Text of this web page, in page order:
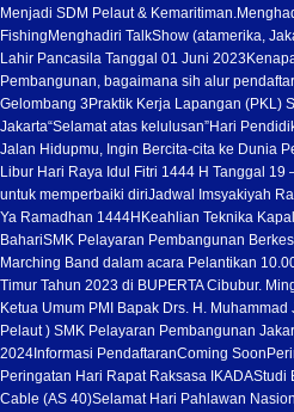
Menjadi SDM Pelaut & Kemaritiman.
Fishing Menghadiri TalkShow (atamerika,
Lahir Pancasila Tanggal 01 Juni 2023
Pembangunan, bagaimana sih alur
Gelombang 3 Praktik Kerja Lapangan (PKL)
Jakarta“Selamat atas kelulusan”Hari
Jalan Hidupmu, Ingin Bercita-cita ke Dunia
Libur Hari Raya Idul Fitri 1444 H Tanggal 19
untuk memperbaiki diriJadwal Imsyakiyah
Ya Ramadhan 1444H Keahlian Teknika
BahariSMK Pelayaran Pembangunan
Marching Band dalam acara Pelantikan
Timur Tahun 2023 di BUPERTA Cibubur.
Ketua Umum PMI Bapak Drs. H. Muhammad
Pelaut ) SMK Pelayaran Pembangunan
2024 Informasi PendaftaranComing Soon
Peringatan Hari Rapat Raksasa IKADAStudi
Cable (AS 40)Selamat Hari Pahlawan